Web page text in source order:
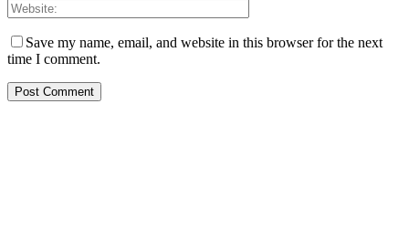
Save my name, email, and website in this browser for the next
time I comment.